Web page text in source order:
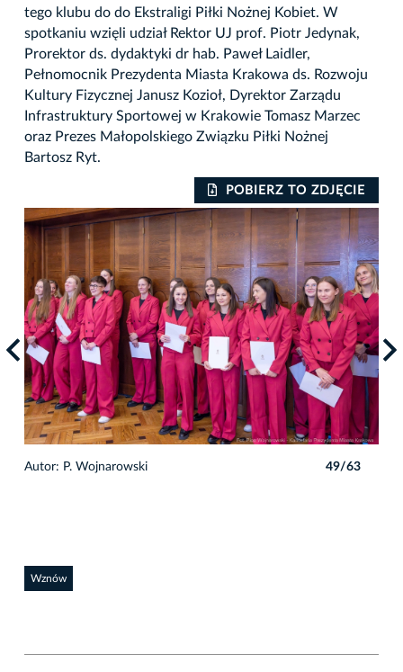
tego klubu do do Ekstraligi Piłki Nożnej Kobiet. W
spotkaniu wzięli udział Rektor UJ prof. Piotr Jedynak,
Prorektor ds. dydaktyki dr hab. Paweł Laidler,
Pełnomocnik Prezydenta Miasta Krakowa ds. Rozwoju
Kultury Fizycznej Janusz Kozioł, Dyrektor Zarządu
Infrastruktury Sportowej w Krakowie Tomasz Marzec
oraz Prezes Małopolskiego Związku Piłki Nożnej
Bartosz Ryt.
POBIERZ TO ZDJĘCIE
Autor: P. Wojnarowski 49/63
Wznów